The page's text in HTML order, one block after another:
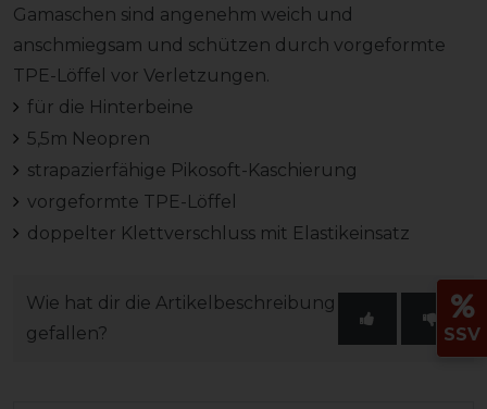
Gamaschen sind angenehm weich und
anschmiegsam und schützen durch vorgeformte
TPE-Löffel vor Verletzungen.
für die Hinterbeine
5,5m Neopren
strapazierfähige Pikosoft-Kaschierung
vorgeformte TPE-Löffel
doppelter Klettverschluss mit Elastikeinsatz
Wie hat dir die Artikelbeschreibung
gefallen?
SSV